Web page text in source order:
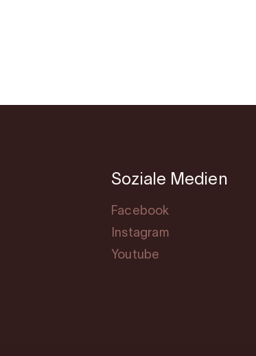
Soziale Medien
Facebook
Instagram
Youtube